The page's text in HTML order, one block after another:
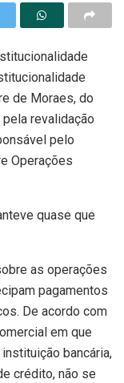
de Moraes, do
revalidação
pelo
Operações
quase que
as operações
pagamentos
De acordo com
em que
bancária,
crédito, não se